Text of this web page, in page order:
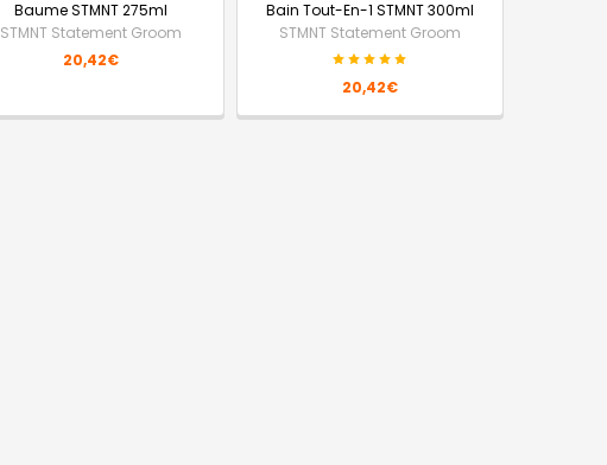
Baume STMNT 275ml
STMNT Statement Groom
20,42€
Bain Tout-En-1 STMNT 300ml
STMNT Statement Groom
20,42€